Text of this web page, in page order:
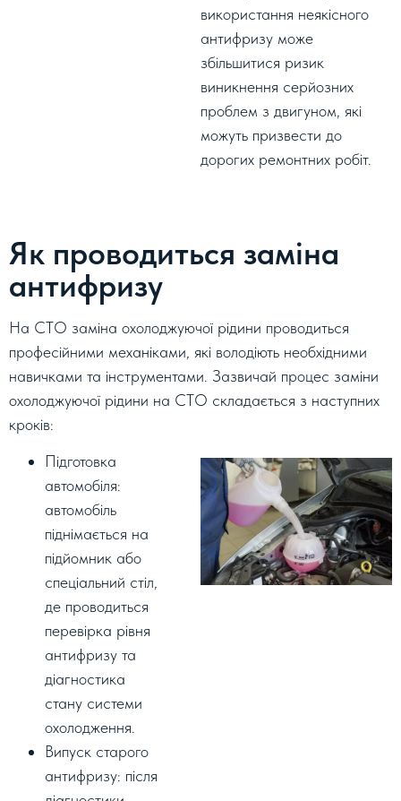
використання неякісного
антифризу може
збільшитися ризик
виникнення серйозних
проблем з двигуном, які
можуть призвести до
дорогих ремонтних робіт.
Як проводиться заміна
антифризу
На СТО заміна охолоджуючої рідини проводиться
професійними механіками, які володіють необхідними
навичками та інструментами. Зазвичай процес заміни
охолоджуючої рідини на СТО складається з наступних
кроків:
Підготовка
автомобіля:
автомобіль
піднімається на
підйомник або
спеціальний стіл,
де проводиться
перевірка рівня
антифризу та
діагностика
стану системи
охолодження.
Випуск старого
антифризу: після